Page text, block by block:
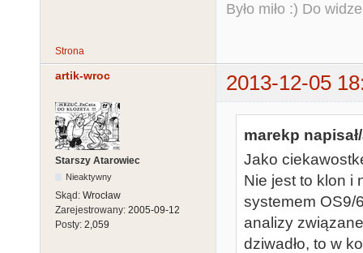
Było miło :) Do
Strona
artik-wroc 2013-12-05
Starszy Atarowiec
Nieaktywny
Skąd: Wrocław
Zarejestrowany: 2005-09-12
Posty: 2,059
marekp
Jako
Nie jest to klon i
systemem OS9/
analizy
dziwadło, to w